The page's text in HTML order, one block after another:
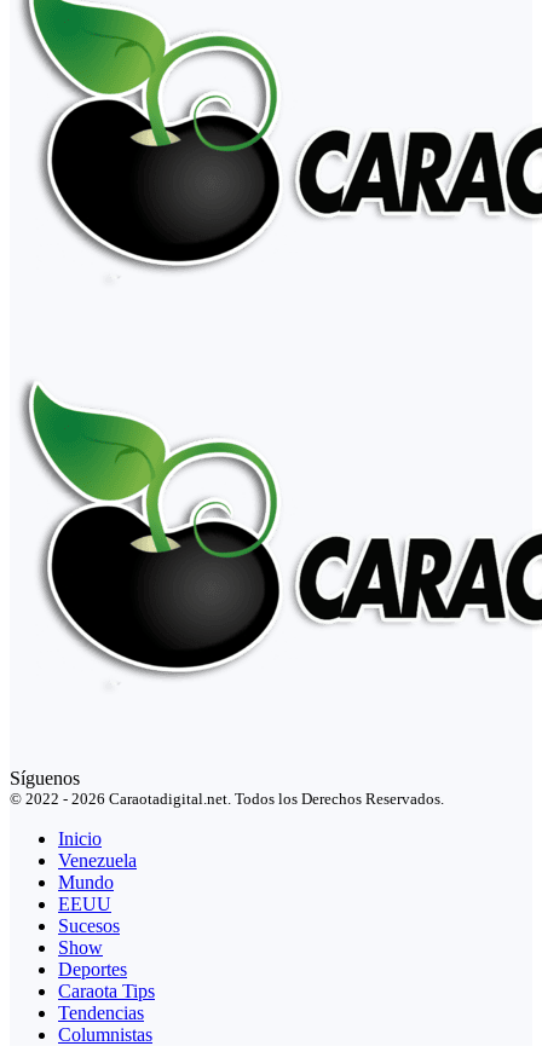
Síguenos
© 2022 - 2026 Caraotadigital.net. Todos los Derechos Reservados.
Inicio
Venezuela
Mundo
EEUU
Sucesos
Show
Deportes
Caraota Tips
Tendencias
Columnistas